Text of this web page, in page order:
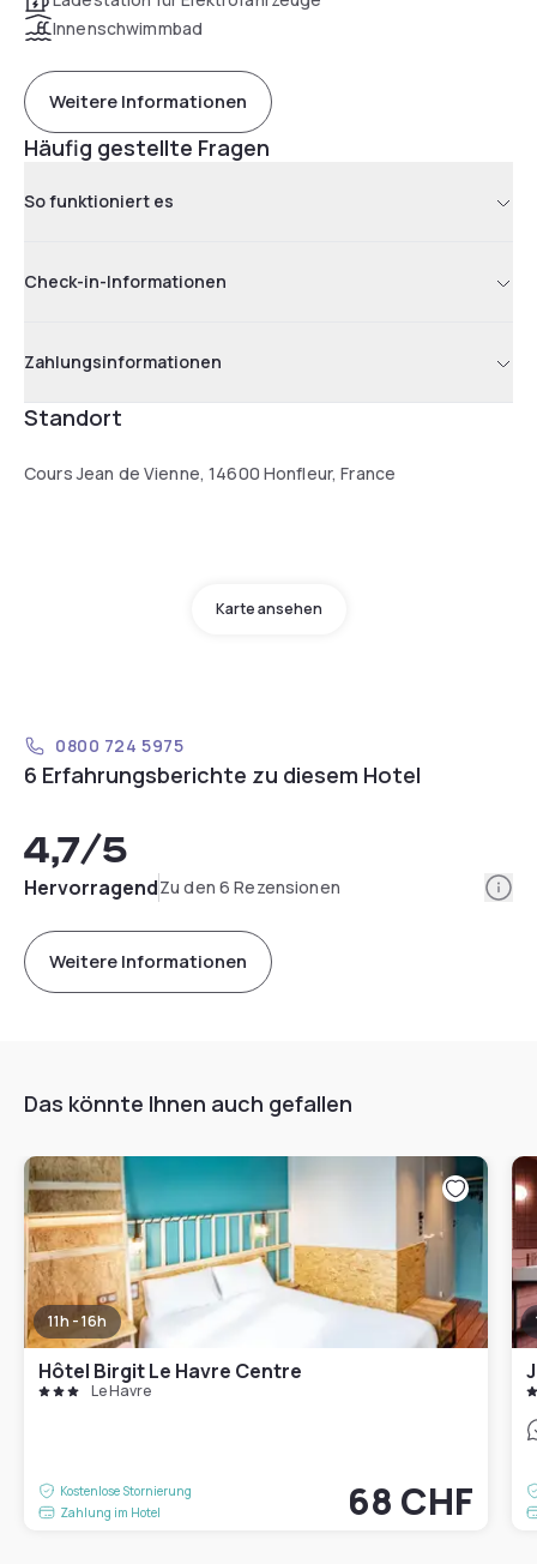
Innenschwimmbad
Weitere Informationen
Häufig gestellte Fragen
So funktioniert es
Check-in-Informationen
Zahlungsinformationen
Standort
Cours Jean de Vienne, 14600 Honfleur, France
Karte ansehen
0800 724 5975
6 Erfahrungsberichte zu diesem Hotel
4,7/5
HervorragendZu den 6 Rezensionen
Weitere Informationen
Das könnte Ihnen auch gefallen
11h - 16h
Hôtel Birgit Le Havre Centre
Le Havre
Kostenlose Stornierung
Zahlung im Hotel
68 CHF